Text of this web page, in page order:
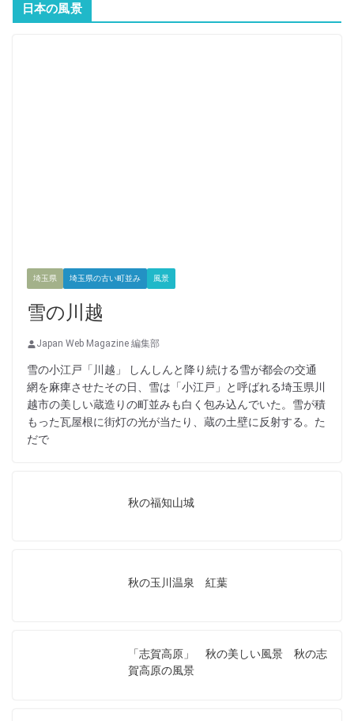
日本の風景
埼玉県 埼玉県の古い町並み 風景
雪の川越
Japan Web Magazine 編集部
雪の小江戸「川越」 しんしんと降り続ける雪が都会の交通
網を麻痺させたその日、雪は「小江戸」と呼ばれる埼玉県川
越市の美しい蔵造りの町並みも白く包み込んでいた。雪が積
もった瓦屋根に街灯の光が当たり、蔵の土壁に反射する。た
だで
秋の福知山城
秋の玉川温泉 紅葉
「志賀高原」 秋の美しい風景 秋の志
賀高原の風景